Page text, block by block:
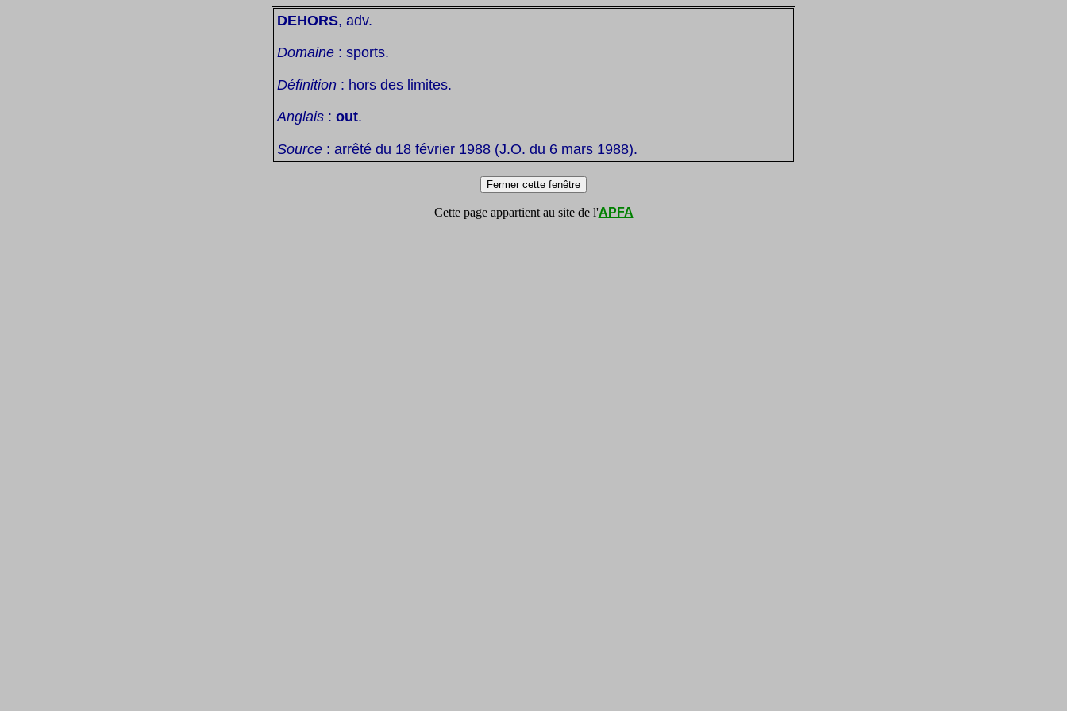
DEHORS, adv.
Domaine : sports.
Définition : hors des limites.
Anglais : out.
Source : arrêté du 18 février 1988 (J.O. du 6 mars 1988).
Cette page appartient au site de l'APFA